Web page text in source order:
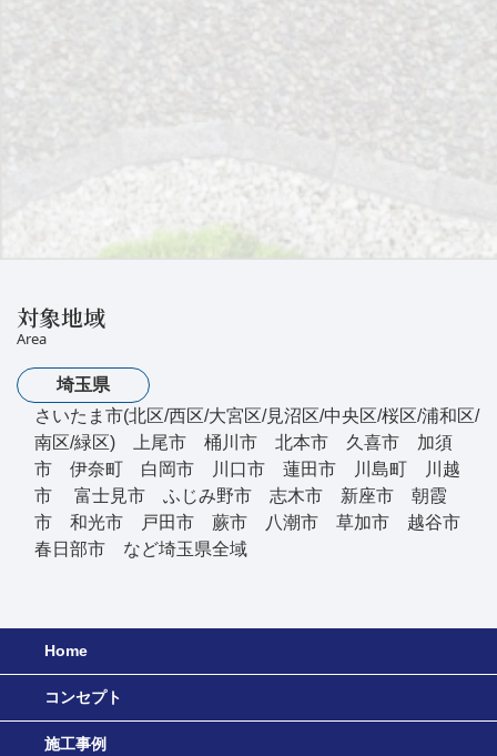
対象地域
Area
埼玉県
さいたま市(北区/西区/大宮区/見沼区/中央区/桜区/浦和区/
南区/緑区) 上尾市 桶川市 北本市 久喜市 加須
市 伊奈町 白岡市 川口市 蓮田市 川島町 川越
市 富士見市 ふじみ野市 志木市 新座市 朝霞
市 和光市 戸田市 蕨市 八潮市 草加市 越谷市
春日部市 など埼玉県全域
Home
コンセプト
施工事例